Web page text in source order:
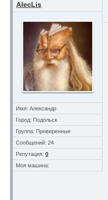
AlecLis
Имя: Александр
Город: Подольск
Группа: Проверенные
Сообщений: 24
Репутация: 0
Моя машина: